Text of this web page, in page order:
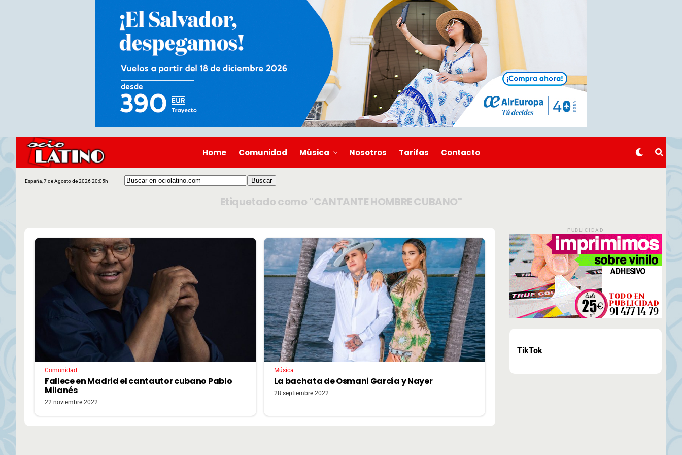
Home Comunidad Música Nosotros Tarifas Contacto
España, 7 de Agosto de 2026 20:05h
Etiquetado como "CANTANTE HOMBRE CUBANO"
Comunidad
Fallece en Madrid el cantautor cubano Pablo
Milanés
22 noviembre 2022
Música
La bachata de Osmani García y Nayer
28 septiembre 2022
PUBLICIDAD
TikTok